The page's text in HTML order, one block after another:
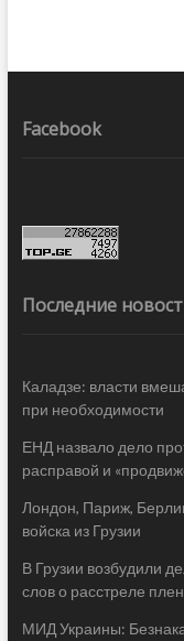
Facebook
Последние
Каладзе: власти
при необходимости
ЕНД назвало дело
расправой и
Лондон, Париж,
войска из Грузии
В Грузии возбудили
слов о расстреле
МИД Украины: